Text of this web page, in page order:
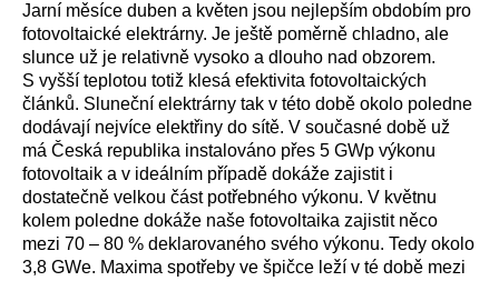
Jarní měsíce duben a květen jsou nejlepším obdobím pro
fotovoltaické elektrárny. Je ještě poměrně chladno, ale
slunce už je relativně vysoko a dlouho nad obzorem.
S vyšší teplotou totiž klesá efektivita fotovoltaických
článků. Sluneční elektrárny tak v této době okolo poledne
dodávají nejvíce elektřiny do sítě. V současné době už
má Česká republika instalováno přes 5 GWp výkonu
fotovoltaik a v ideálním případě dokáže zajistit i
dostatečně velkou část potřebného výkonu. V květnu
kolem poledne dokáže naše fotovoltaika zajistit něco
mezi 70 – 80 % deklarovaného svého výkonu. Tedy okolo
3,8 GWe. Maxima spotřeby ve špičce leží v té době mezi